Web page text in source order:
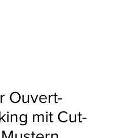
Ouvert-
mit Cut-